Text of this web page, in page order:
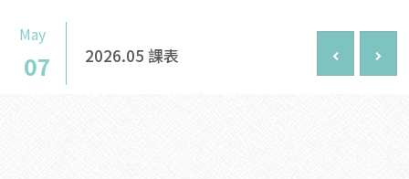
May
07 2026.05 課表